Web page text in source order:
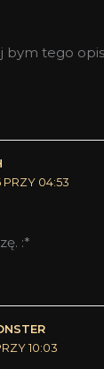
bym tego
PRZY 04:53
:*
10:03